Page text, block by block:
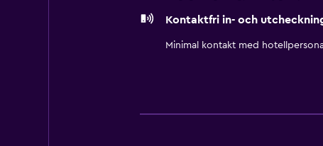
Kontaktfri in- och
Minimal kontakt med